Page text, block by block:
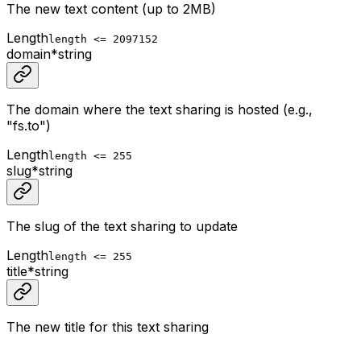
The new text content (up to 2MB)
Lengthlength <= 2097152
domain*string
The domain where the text sharing is hosted (e.g.,
"fs.to")
Lengthlength <= 255
slug*string
The slug of the text sharing to update
Lengthlength <= 255
title*string
The new title for this text sharing